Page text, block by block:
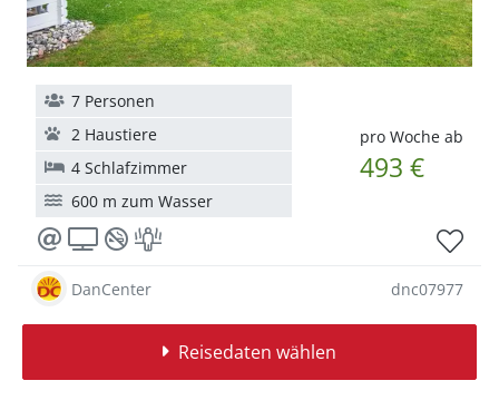
pro Woche ab
493 €
7 Personen
2 Haustiere
4 Schlafzimmer
600 m zum Wasser
DanCenter dnc07977
Reisedaten wählen